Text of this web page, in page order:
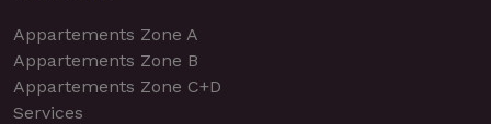
Appartements Zone A
Appartements Zone B
Appartements Zone C+D
Services